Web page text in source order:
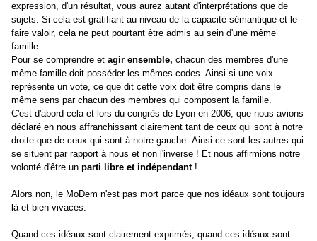
expression, d'un résultat, vous aurez autant d'interprétations que de
sujets. Si cela est gratifiant au niveau de la capacité sémantique et le
faire valoir, cela ne peut pourtant être admis au sein d'une même
famille.
Pour se comprendre et agir ensemble, chacun des membres d'une
même famille doit posséder les mêmes codes. Ainsi si une voix
représente un vote, ce que dit cette voix doit être compris dans le
même sens par chacun des membres qui composent la famille.
C'est d'abord cela et lors du congrès de Lyon en 2006, que nous avions
déclaré en nous affranchissant clairement tant de ceux qui sont à notre
droite que de ceux qui sont à notre gauche. Ainsi ce sont les autres qui
se situent par rapport à nous et non l'inverse ! Et nous affirmions notre
volonté d'être un parti libre et indépendant!
Alors non, le MoDem n'est pas mort parce que nos idéaux sont toujours
là et bien vivaces.
Quand ces idéaux sont clairement exprimés, quand ces idéaux sont